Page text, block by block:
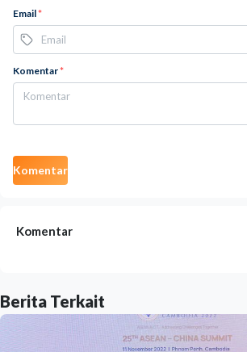
Email*
Komentar*
Komentar
Komentar
Berita Terkait